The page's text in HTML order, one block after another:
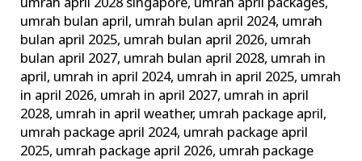
umrah april 2028 singapore, umrah april packages,
umrah bulan april, umrah bulan april 2024, umrah
bulan april 2025, umrah bulan april 2026, umrah
bulan april 2027, umrah bulan april 2028, umrah in
april, umrah in april 2024, umrah in april 2025, umrah
in april 2026, umrah in april 2027, umrah in april
2028, umrah in april weather, umrah package april,
umrah package april 2024, umrah package april
2025, umrah package april 2026, umrah package